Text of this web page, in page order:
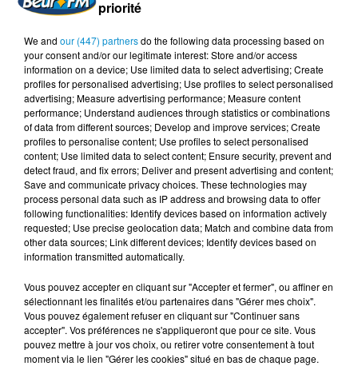
4 août 2026
152 Palestiniens tués en juillet, le bilan
mensuel le plus lourd de...
4 août 2026
Mort de Cheikh F., l’enquête fragilise la
version policière !
3 août 2026
Le banc des Verts va changer de main
!
priorité
We and our (447) partnersdo the following data processing based on
your consent and/or our legitimate interest: Store and/or access
information on a device; Use limited data to select advertising; Create
profiles for personalised advertising; Use profiles to select personalised
advertising; Measure advertising performance; Measure content
performance; Understand audiences through statistics or combinations
of data from different sources; Develop and improve services; Create
profiles to personalise content; Use profiles to select personalised
content; Use limited data to select content; Ensure security, prevent and
detect fraud, and fix errors; Deliver and present advertising and content;
Save and communicate privacy choices. These technologies may
process personal data such as IP address and browsing data to offer
following functionalities: Identify devices based on information actively
requested; Use precise geolocation data; Match and combine data from
other data sources; Link different devices; Identify devices based on
information transmitted automatically.
Vous pouvez accepter en cliquant sur "Accepter et fermer", ou affiner en
sélectionnant les finalités et/ou partenaires dans "Gérer mes choix".
Vous pouvez également refuser en cliquant sur "Continuer sans
accepter". Vos préférences ne s'appliqueront que pour ce site. Vous
pouvez mettre à jour vos choix, ou retirer votre consentement à tout
moment via le lien "Gérer les cookies" situé en bas de chaque page.